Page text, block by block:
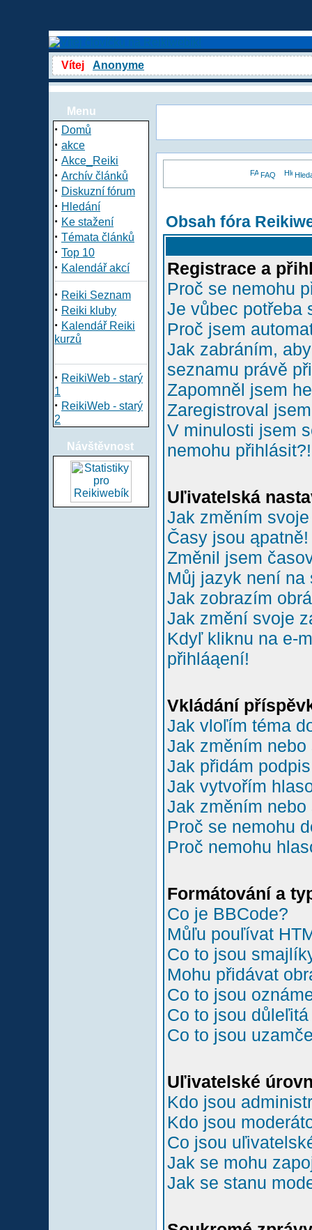
Vítej Anonyme
Menu
· Domů
· akce
· Akce_Reiki
· Archív článků
· Diskuzní fórum
· Hledání
· Ke stažení
· Témata článků
· Top 10
· Kalendář akcí
· Reiki Seznam
· Reiki kluby
· Kalendář Reiki
kurzů
· ReikiWeb - starý
1
· ReikiWeb - starý
2
Návštěvnost
FAQ
Obsah fóra
Registrace a
Proč se nemohu
Je vůbec potřeba
Proč jsem
Jak zabráním,
seznamu právě
Zapomněl jsem
Zaregistroval
V minulosti jsem
nemohu přihlásit?!
Uľivatelská
Jak změním
Časy jsou ąpatně!
Změnil jsem
Můj jazyk není na
Jak zobrazím
Jak změní svoje
Kdyľ kliknu na e-
přihláąení!
Vkládání
Jak vloľím téma
Jak změním
Jak přidám
Jak vytvořím
Jak změním
Proč se nemohu
Proč nemohu
Formátování a
Co je BBCode?
Můľu pouľívat
Co to jsou
Mohu přidávat
Co to jsou
Co to jsou
Co to jsou
Uľivatelské
Kdo jsou
Kdo jsou
Co jsou
Jak se mohu
Jak se stanu